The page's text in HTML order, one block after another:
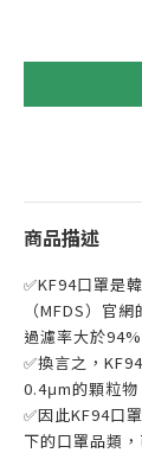
商品描述
✅KF94口罩是
（MFDS）官
過濾率大於94%
✅換言之，
0.4μm的顆粒物
✅因此KF94口
下的口罩品類，